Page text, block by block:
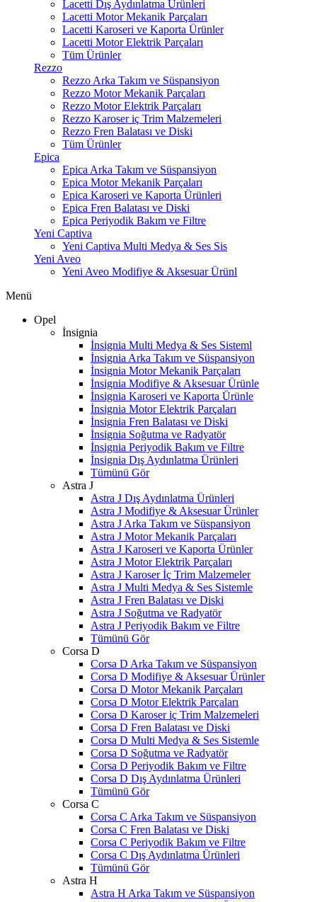
Lacetti Dış Aydınlatma Ürünleri
Lacetti Motor Mekanik Parçaları
Lacetti Karoseri ve Kaporta Ürünler
Lacetti Motor Elektrik Parçaları
Tüm Ürünler
Rezzo
Rezzo Arka Takım ve Süspansiyon
Rezzo Motor Mekanik Parçaları
Rezzo Motor Elektrik Parçaları
Rezzo Karoser iç Trim Malzemeleri
Rezzo Fren Balatası ve Diski
Tüm Ürünler
Epica
Epica Arka Takım ve Süspansiyon
Epica Motor Mekanik Parçaları
Epica Karoseri ve Kaporta Ürünleri
Epica Fren Balatası ve Diski
Epica Periyodik Bakım ve Filtre
Yeni Captiva
Yeni Captiva Multi Medya & Ses Sis
Yeni Aveo
Yeni Aveo Modifiye & Aksesuar Ürünl
Menü
Opel
İnsignia
İnsignia Multi Medya & Ses Sisteml
İnsignia Arka Takım ve Süspansiyon
İnsignia Motor Mekanik Parçaları
İnsignia Modifiye & Aksesuar Ürünle
İnsignia Karoseri ve Kaporta Ürünle
İnsignia Motor Elektrik Parçaları
İnsignia Fren Balatası ve Diski
İnsignia Soğutma ve Radyatör
İnsignia Periyodik Bakım ve Filtre
İnsignia Dış Aydınlatma Ürünleri
Tümünü Gör
Astra J
Astra J Dış Aydınlatma Ürünleri
Astra J Modifiye & Aksesuar Ürünler
Astra J Arka Takım ve Süspansiyon
Astra J Motor Mekanik Parçaları
Astra J Karoseri ve Kaporta Ürünler
Astra J Motor Elektrik Parçaları
Astra J Karoser İç Trim Malzemeler
Astra J Multi Medya & Ses Sistemle
Astra J Fren Balatası ve Diski
Astra J Soğutma ve Radyatör
Astra J Periyodik Bakım ve Filtre
Tümünü Gör
Corsa D
Corsa D Arka Takım ve Süspansiyon
Corsa D Modifiye & Aksesuar Ürünler
Corsa D Motor Mekanik Parçaları
Corsa D Motor Elektrik Parçaları
Corsa D Karoser iç Trim Malzemeleri
Corsa D Fren Balatası ve Diski
Corsa D Multi Medya & Ses Sistemle
Corsa D Soğutma ve Radyatör
Corsa D Periyodik Bakım ve Filtre
Corsa D Dış Aydınlatma Ürünleri
Tümünü Gör
Corsa C
Corsa C Arka Takım ve Süspansiyon
Corsa C Fren Balatası ve Diski
Corsa C Periyodik Bakım ve Filtre
Corsa C Dış Aydınlatma Ürünleri
Tümünü Gör
Astra H
Astra H Arka Takım ve Süspansiyon